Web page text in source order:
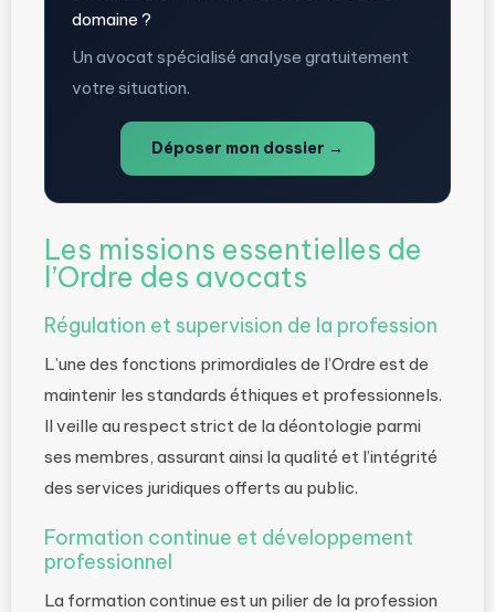
domaine ?
Un avocat spécialisé analyse gratuitement
votre situation.
Déposer mon dossier →
Les missions essentielles de
l’Ordre des avocats
Régulation et supervision de la profession
L’une des fonctions primordiales de l’Ordre est de
maintenir les standards éthiques et professionnels.
Il veille au respect strict de la déontologie parmi
ses membres, assurant ainsi la qualité et l’intégrité
des services juridiques offerts au public.
Formation continue et développement
professionnel
La formation continue est un pilier de la profession